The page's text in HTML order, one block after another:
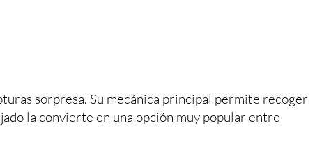
sorpresa. Su mecánica principal permite recoger
la convierte en una opción muy popular entre